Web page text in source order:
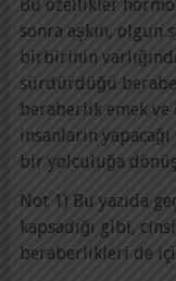
Bu özellikler
sonra aşkın, olgun
birbirinin
sürdürdüğü
beraberlik emek
insanların
bir yolculuğa
Not 1) Bu yazıda
kapsadığı gibi,
beraberlikleri de